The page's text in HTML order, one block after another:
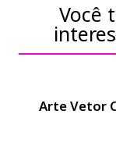
Você
Arte Vetor